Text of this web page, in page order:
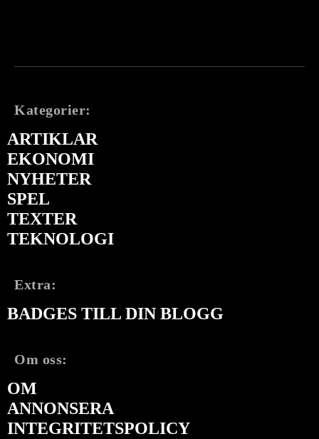
Kategorier:
ARTIKLAR
EKONOMI
NYHETER
SPEL
TEXTER
TEKNOLOGI
Extra:
BADGES TILL DIN BLOGG
Om oss:
OM
ANNONSERA
INTEGRITETSPOLICY